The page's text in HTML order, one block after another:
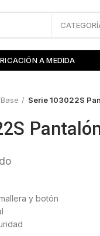
A MEDIDA
Serie 103022S
y botón